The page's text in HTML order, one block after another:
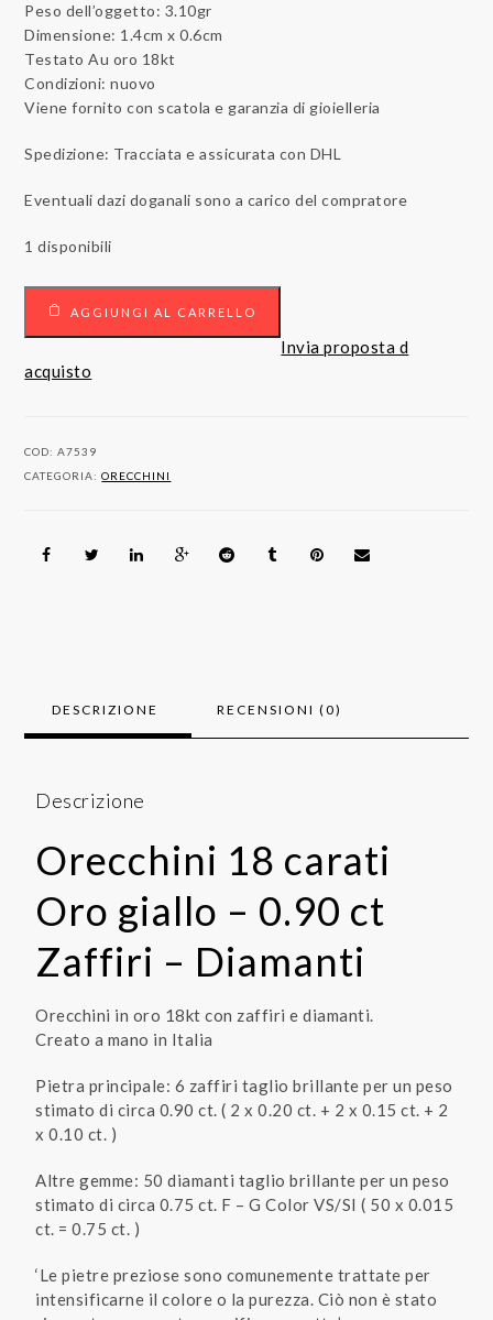
Peso dell’oggetto: 3.10gr
Dimensione: 1.4cm x 0.6cm
Testato Au oro 18kt
Condizioni: nuovo
Viene fornito con scatola e garanzia di gioielleria
Spedizione: Tracciata e assicurata con DHL
Eventuali dazi doganali sono a carico del compratore
1 disponibili
Oro
quantità
AGGIUNGI AL CARRELLO
Invia proposta d
acquisto
COD:A7539
CATEGORIA:ORECCHINI
DESCRIZIONE RECENSIONI (0)
Descrizione
Orecchini 18 carati
Oro giallo – 0.90 ct
Zaffiri – Diamanti
Orecchini in oro 18kt con zaffiri e diamanti.
Creato a mano in Italia
Pietra principale: 6 zaffiri taglio brillante per un peso
stimato di circa 0.90 ct. ( 2 x 0.20 ct. + 2 x 0.15 ct. + 2
x 0.10 ct. )
Altre gemme: 50 diamanti taglio brillante per un peso
stimato di circa 0.75 ct. F – G Color VS/SI ( 50 x 0.015
ct. = 0.75 ct. )
‘Le pietre preziose sono comunemente trattate per
intensificarne il colore o la purezza. Ciò non è stato